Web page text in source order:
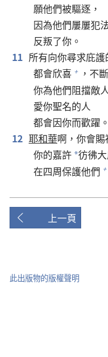
願他們被驅逐，
因為他們屢屢犯
反叛了你。
11 所有向你尋求庇護
都會欣喜 +
，不
你為他們阻擋敵
愛你聖名的人
都會因你而歡躍。
12 耶和華啊，你會賜
你的嘉許 *彷彿大
在四周保護他們 +
上一頁
此出版物的版權聲明